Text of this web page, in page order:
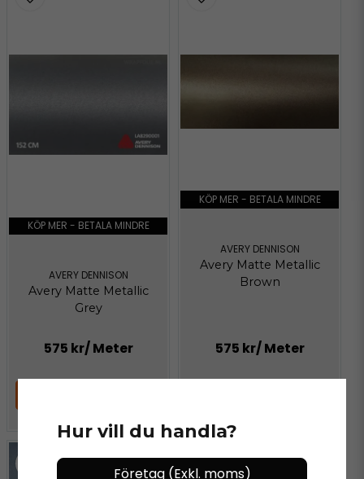
KÖP MER - BETALA MINDRE
AVERY DENNISON
Avery Matte Metallic
Grey
575 kr/ Meter
KÖP MER - BETALA MINDRE
AVERY DENNISON
Avery Matte Metallic
Brown
575 kr/ Meter
Hur vill du handla?
Företag (Exkl. moms)